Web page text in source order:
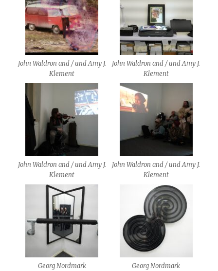
John Waldron and / und Amy J.
Klement
John Waldron and / und Amy J.
Klement
John Waldron and / und Amy J.
Klement
John Waldron and / und Amy J.
Klement
Georg Nordmark Georg Nordmark